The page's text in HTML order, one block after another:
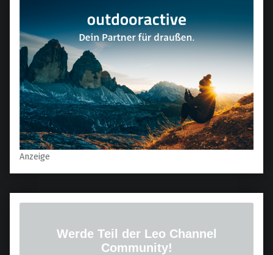
Anzeige
Werde Teil der Leo Channel
Community!